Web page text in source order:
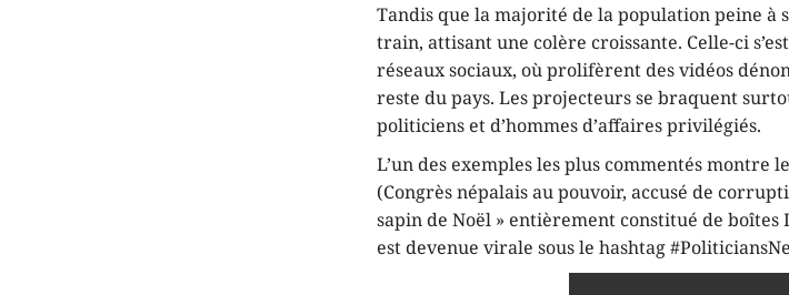
Tandis que la majorité de la population peine
train, attisant une colère croissante. Celle-ci
réseaux sociaux, où prolifèrent des vidéos
reste du pays. Les projecteurs se braquent
politiciens et d’hommes d’affaires privilégiés.
L’un des exemples les plus commentés
(Congrès népalais au pouvoir, accusé de
sapin de Noël » entièrement constitué de boîtes
est devenue virale sous le hashtag